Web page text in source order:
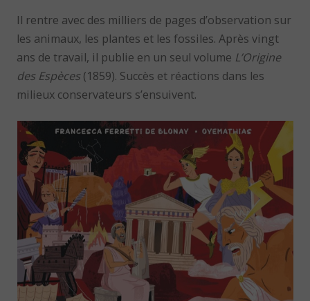
Il rentre avec des milliers de pages d’observation sur
les animaux, les plantes et les fossiles. Après vingt
ans de travail, il publie en un seul volume L’Origine
des Espèces (1859). Succès et réactions dans les
milieux conservateurs s’ensuivent.